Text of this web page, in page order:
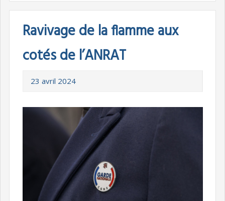
Ravivage de la flamme aux
cotés de l’ANRAT
23 avril 2024